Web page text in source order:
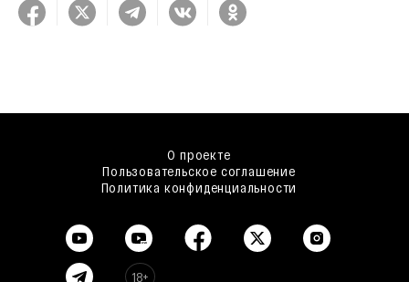
О проекте
Пользовательское соглашение
Политика конфиденциальности
18+